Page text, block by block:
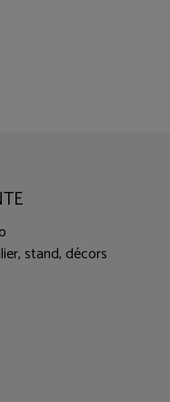
stand, décors